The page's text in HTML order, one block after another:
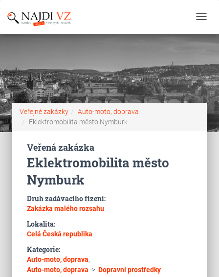
Veřejné zakázky
Auto-moto, doprava
Eklektromobilita město Nymburk
Veřená zakázka
Eklektromobilita město
Nymburk
Druh zadávacího řízení:
Zakázka malého rozsahu
Lokalita:
Celá Česká republika
Kategorie:
Auto-moto, doprava,
Auto-moto, doprava -> Dopravní prostředky